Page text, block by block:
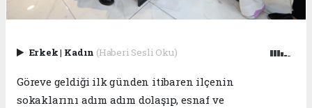
Erkek| Kadın (Haberi Sesli Oku)
Göreve geldiği ilk günden itibaren ilçenin
sokaklarını adım adım dolaşıp, esnaf ve